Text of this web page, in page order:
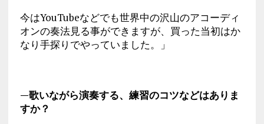
今はYouTubeなどでも世界中の沢山のアコーディ
オンの奏法見る事ができますが、買った当初はか
なり手探りでやっていました。」
—歌いながら演奏する、練習のコツなどはありま
すか？